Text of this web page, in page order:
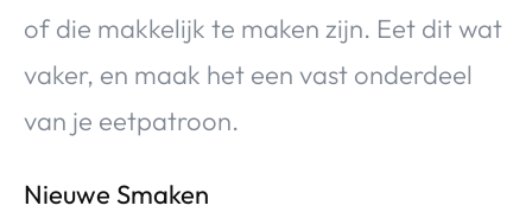
of die makkelijk te maken zijn. Eet dit wat
vaker, en maak het een vast onderdeel
van je eetpatroon.
Nieuwe Smaken